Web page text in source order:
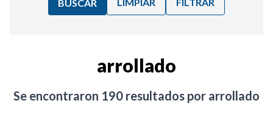
BUSCAR
arrollado
Se encontraron 190 resultados por arrollado